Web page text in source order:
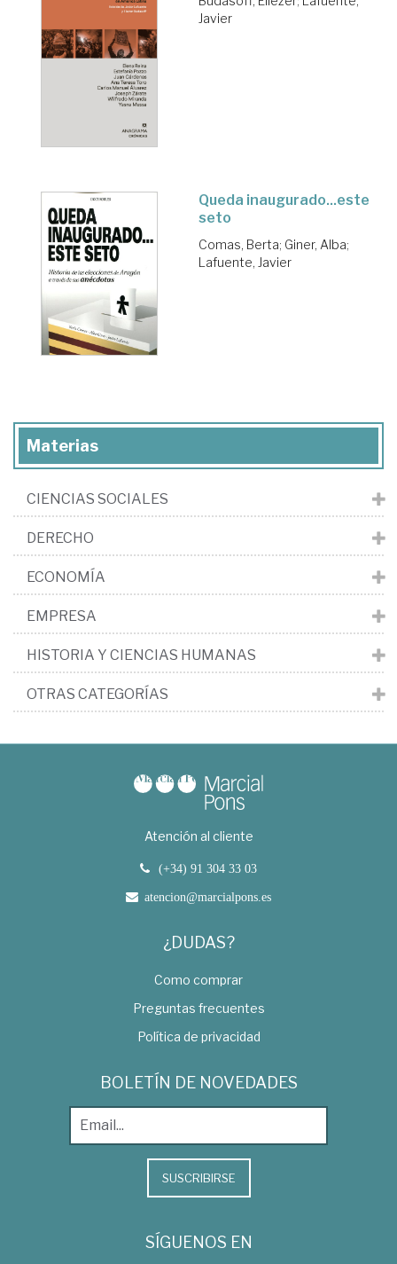
Javier
Queda inaugurado...este
seto
Comas, Berta; Giner, Alba;
Lafuente, Javier
Materias
CIENCIAS SOCIALES
DERECHO
ECONOMÍA
EMPRESA
HISTORIA Y CIENCIAS HUMANAS
OTRAS CATEGORÍAS
Atención al cliente
(+34) 91 304 33 03
atencion@marcialpons.es
¿DUDAS?
Como comprar
Preguntas frecuentes
Política de privacidad
BOLETÍN DE NOVEDADES
SUSCRIBIRSE
SÍGUENOS EN